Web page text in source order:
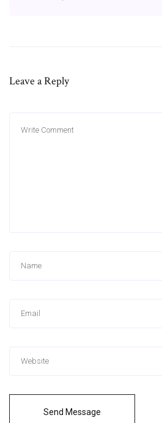
Leave a Reply
Send Message